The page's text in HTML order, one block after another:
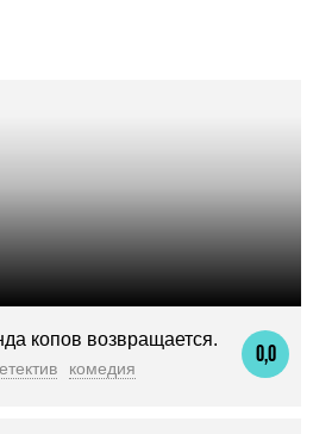
0,0
копов возвращается.
комедия